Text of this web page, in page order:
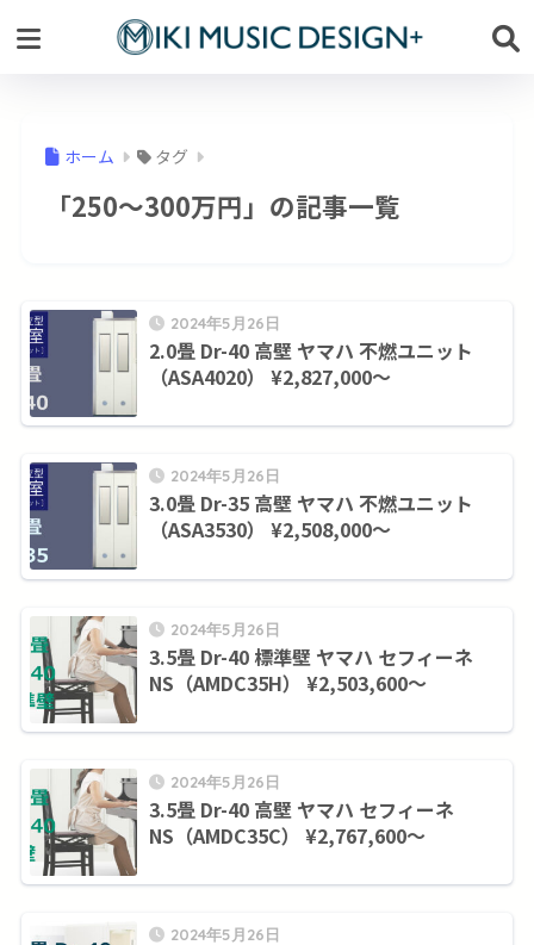
ホーム タグ
「250～300万円」の記事一覧
2024年5月26日
2.0畳 Dr-40 高壁 ヤマハ 不燃ユニット
（ASA4020） ¥2,827,000～
2024年5月26日
3.0畳 Dr-35 高壁 ヤマハ 不燃ユニット
（ASA3530） ¥2,508,000～
2024年5月26日
3.5畳 Dr-40 標準壁 ヤマハ セフィーネ
NS（AMDC35H） ¥2,503,600～
2024年5月26日
3.5畳 Dr-40 高壁 ヤマハ セフィーネ
NS（AMDC35C） ¥2,767,600～
2024年5月26日